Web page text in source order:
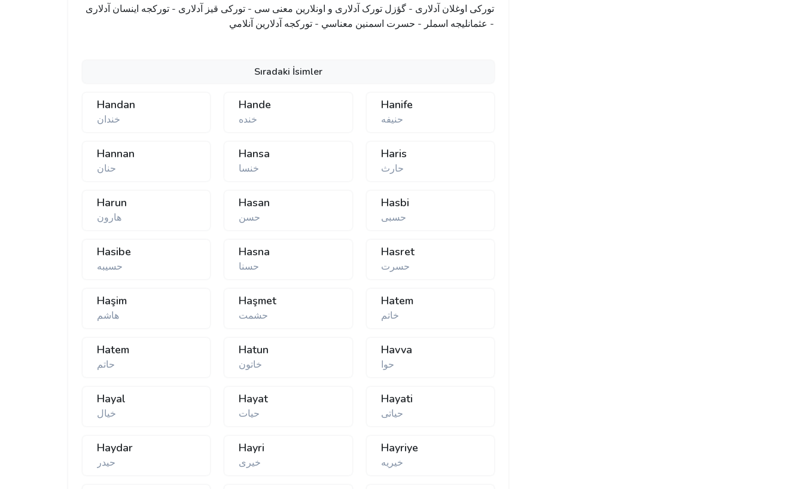
تورکی اوغلان آدلاری - گؤزل تورک آدلاری و اونلارین معنی سی - تورکی قیز آدلاری - تورکجه اینسان آدلاری
- عثمانليجه اسملر - حسرت اسمنين معناسي - تورکجه آدلارین آنلامي
Sıradaki İsimler
Handan
خندان
Hande
خنده
Hanife
حنیفه
Hannan
حنان
Hansa
خنسا
Haris
حارث
Harun
هارون
Hasan
حسن
Hasbi
حسبی
Hasibe
حسیبه
Hasna
حسنا
Hasret
حسرت
Haşim
هاشم
Haşmet
حشمت
Hatem
خاتم
Hatem
حاتم
Hatun
خاتون
Havva
حوا
Hayal
خیال
Hayat
حیات
Hayati
حیاتی
Haydar
حیدر
Hayri
خیری
Hayriye
خیریه